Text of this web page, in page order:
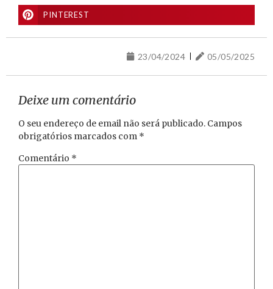
PINTEREST
23/04/2024 05/05/2025
Deixe um comentário
O seu endereço de email não será publicado. Campos
obrigatórios marcados com *
Comentário *